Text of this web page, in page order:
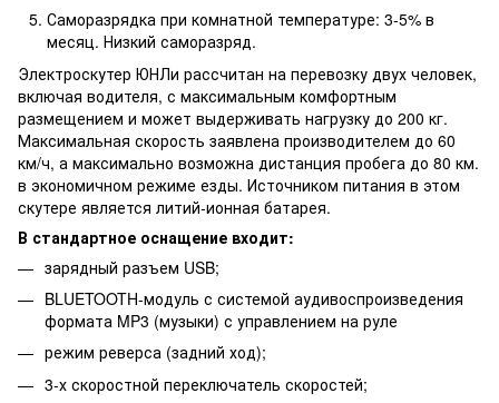
Саморазрядка при комнатной температуре: 3-5% в
месяц. Низкий саморазряд.
Электроскутер ЮНЛи рассчитан на перевозку двух человек,
включая водителя, с максимальным комфортным
размещением и может выдерживать нагрузку до 200 кг.
Максимальная скорость заявлена производителем до 60
км/ч, а максимально возможна дистанция пробега до 80 км.
в экономичном режиме езды. Источником питания в этом
скутере является литий-ионная батарея.
В стандартное оснащение входит:
зарядный разъем USB;
BLUETOOTH-модуль с системой аудивоспроизведения
формата MP3 (музыки) с управлением на руле
режим реверса (задний ход);
3-х скоростной переключатель скоростей;